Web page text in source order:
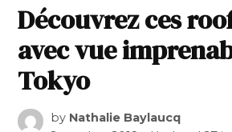
Découvrez ces
avec vue
Tokyo
by Nathalie Baylaucq